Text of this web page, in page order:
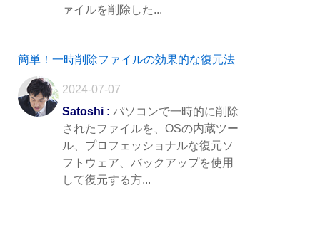
ァイルを削除した...
簡単！一時削除ファイルの効果的な復元法
2024-07-07
Satoshi : パソコンで一時的に削除
されたファイルを、OSの内蔵ツー
ル、プロフェッショナルな復元ソ
フトウェア、バックアップを使用
して復元する方...